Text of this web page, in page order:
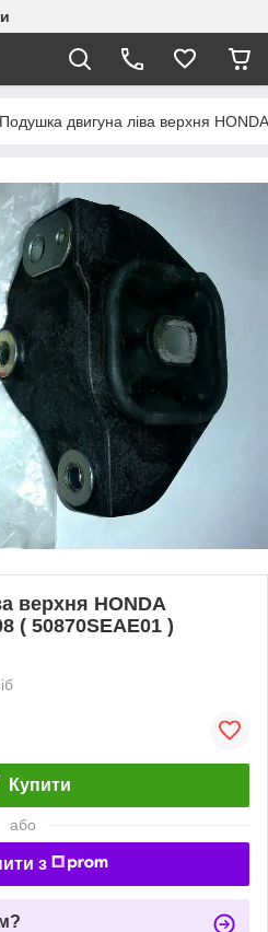
Подушка двигуна ліва верхня
верхня HONDA
( 50870SEAE01 )
Купити
або
з